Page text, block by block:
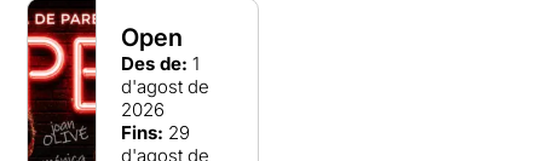
Open
Des de: 1
d'agost de
2026
Fins: 29
d'agost de